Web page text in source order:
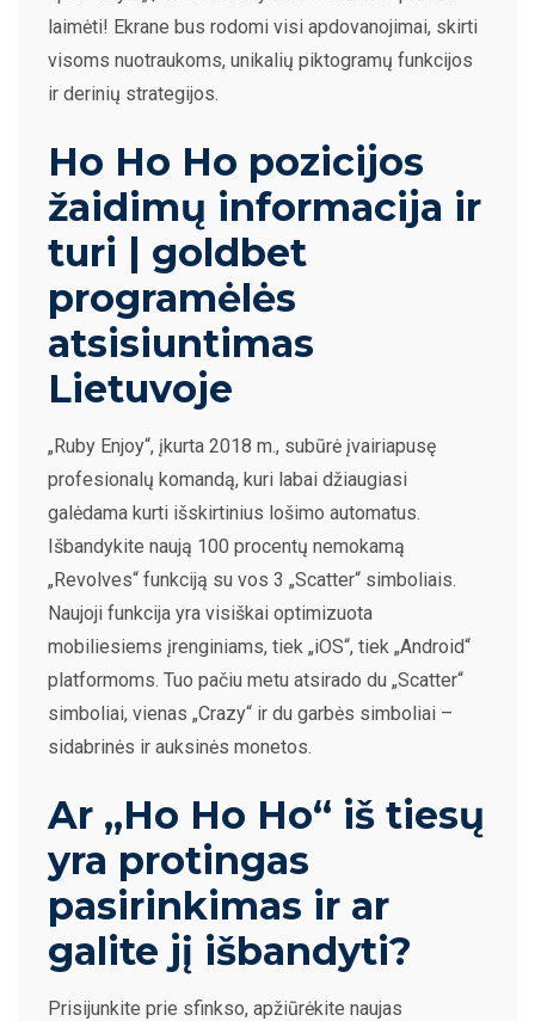
laimėti! Ekrane bus rodomi visi apdovanojimai, skirti
visoms nuotraukoms, unikalių piktogramų funkcijos
ir derinių strategijos.
Ho Ho Ho pozicijos
žaidimų informacija ir
turi | goldbet
programėlės
atsisiuntimas
Lietuvoje
„Ruby Enjoy“, įkurta 2018 m., subūrė įvairiapusę
profesionalų komandą, kuri labai džiaugiasi
galėdama kurti išskirtinius lošimo automatus.
Išbandykite naują 100 procentų nemokamą
„Revolves“ funkciją su vos 3 „Scatter“ simboliais.
Naujoji funkcija yra visiškai optimizuota
mobiliesiems įrenginiams, tiek „iOS“, tiek „Android“
platformoms. Tuo pačiu metu atsirado du „Scatter“
simboliai, vienas „Crazy“ ir du garbės simboliai –
sidabrinės ir auksinės monetos.
Ar „Ho Ho Ho“ iš tiesų
yra protingas
pasirinkimas ir ar
galite jį išbandyti?
Prisijunkite prie sfinkso, apžiūrėkite naujas